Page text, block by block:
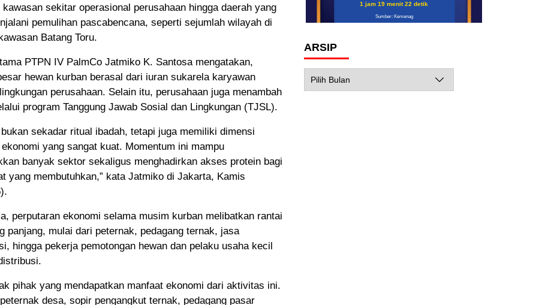
sekitar operasional perusahaan hingga daerah yang
pemulihan pascabencana, seperti sejumlah wilayah di
Batang Toru.
PTPN IV PalmCo Jatmiko K. Santosa mengatakan,
hewan kurban berasal dari iuran sukarela karyawan
perusahaan. Selain itu, perusahaan juga menambah
program Tanggung Jawab Sosial dan Lingkungan (TJSL).
bukan sekadar ritual ibadah, tetapi juga memiliki dimensi
yang sangat kuat. Momentum ini mampu
banyak sektor sekaligus menghadirkan akses protein bagi
yang membutuhkan,” kata Jatmiko di Jakarta, Kamis
perputaran ekonomi selama musim kurban melibatkan rantai
panjang, mulai dari peternak, pedagang ternak, jasa
hingga pekerja pemotongan hewan dan pelaku usaha kecil
pihak yang mendapatkan manfaat ekonomi dari aktivitas ini.
desa, sopir pengangkut ternak, pedagang pasar
1 jam 19 menit 21 detik
Sumber: Kemenag
ARSIP